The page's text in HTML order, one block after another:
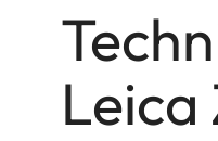
Leica